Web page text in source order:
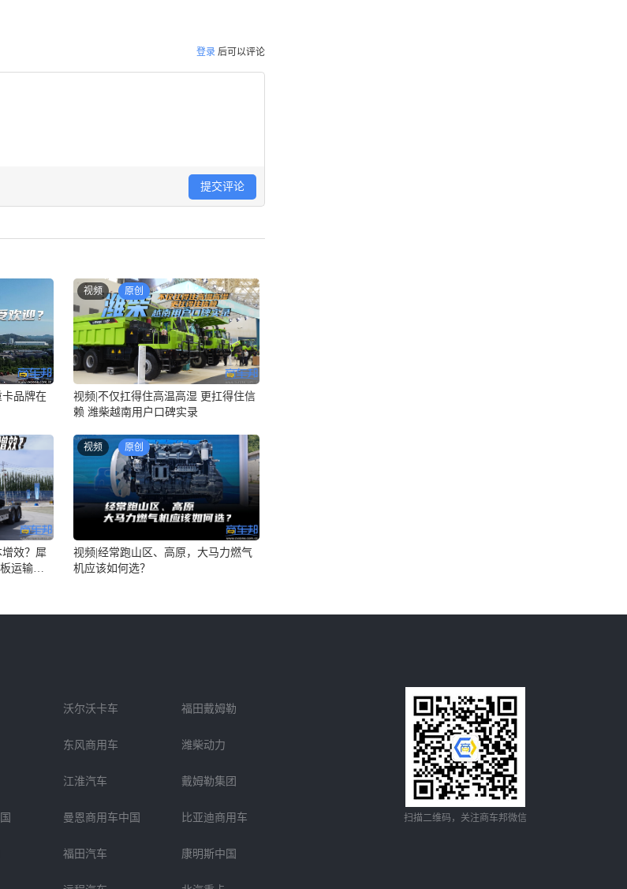
登录 后可以评论
提交评论
品牌在
视频 原创
视频|不仅扛得住高温高湿 更扛得住信
赖 潍柴越南用户口碑实录
效？犀
运输方
视频 原创
视频|经常跑山区、高原，大马力燃气
机应该如何选？
沃尔沃卡车 福田戴姆勒
东风商用车 潍柴动力
江淮汽车 戴姆勒集团
曼恩商用车中国 比亚迪商用车
福田汽车 康明斯中国
扫描二维码，关注商车邦微信